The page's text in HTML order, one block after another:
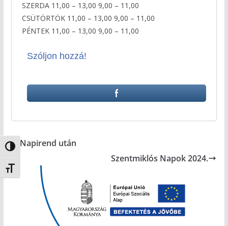
Nagy kontraszt váltása
Betűméret váltása
SZERDA 11,00 – 13,00 9,00 – 11,00
CSÜTÖRTÖK 11,00 – 13,00 9,00 – 11,00
PÉNTEK 11,00 – 13,00 9,00 – 11,00
Szóljon hozzá!
Napirend után
Szentmiklós Napok 2024.